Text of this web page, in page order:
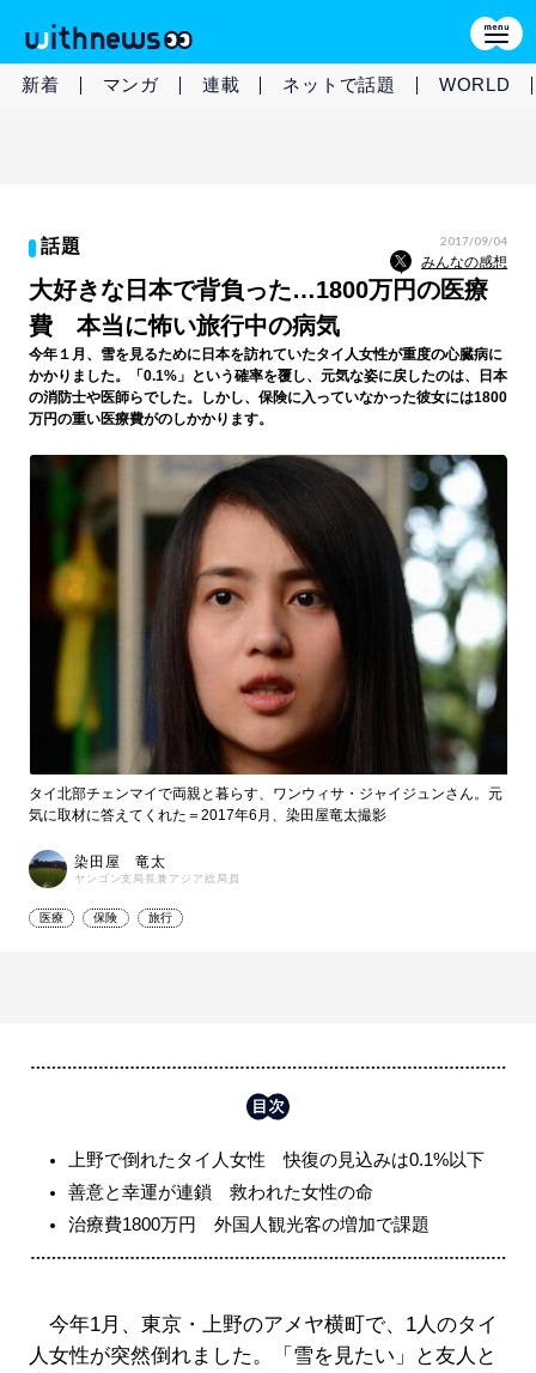
新着 マンガ 連載 ネットで話題 WORLD
話題 2017/09/04
みんなの感想
大好きな日本で背負った…1800万円の医療
費 本当に怖い旅行中の病気
今年１月、雪を見るために日本を訪れていたタイ人女性が重度の心臓病に
かかりました。「0.1%」という確率を覆し、元気な姿に戻したのは、日本
の消防士や医師らでした。しかし、保険に入っていなかった彼女には1800
万円の重い医療費がのしかかります。
タイ北部チェンマイで両親と暮らす、ワンウィサ・ジャイジュンさん。元
気に取材に答えてくれた＝2017年6月、染田屋竜太撮影
染田屋 竜太
ヤンゴン支局長兼アジア総局員
医療 保険 旅行
上野で倒れたタイ人女性 快復の見込みは0.1%以下
善意と幸運が連鎖 救われた女性の命
治療費1800万円 外国人観光客の増加で課題
今年1月、東京・上野のアメヤ横町で、1人のタイ
人女性が突然倒れました。「雪を見たい」と友人と